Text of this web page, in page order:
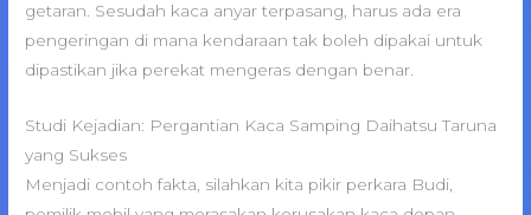
getaran. Sesudah kaca anyar terpasang, harus ada era
pengeringan di mana kendaraan tak boleh dipakai untuk
dipastikan jika perekat mengeras dengan benar.
Studi Kejadian: Pergantian Kaca Samping Daihatsu Taruna
yang Sukses
Menjadi contoh fakta, silahkan kita pikir perkara Budi,